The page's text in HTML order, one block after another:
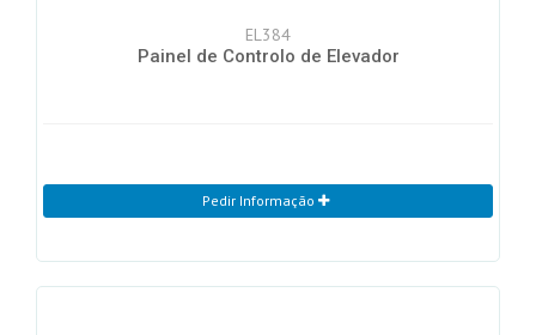
EL384
Painel de Controlo de Elevador
Pedir Informação